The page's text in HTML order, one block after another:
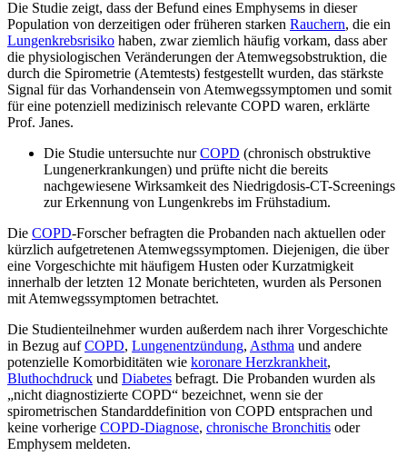
Die Studie zeigt, dass der Befund eines Emphysems in dieser
Population von derzeitigen oder früheren starken Rauchern, die ein
Lungenkrebsrisiko haben, zwar ziemlich häufig vorkam, dass aber
die physiologischen Veränderungen der Atemwegsobstruktion, die
durch die Spirometrie (Atemtests) festgestellt wurden, das stärkste
Signal für das Vorhandensein von Atemwegssymptomen und somit
für eine potenziell medizinisch relevante COPD waren, erklärte
Prof. Janes.
Die Studie untersuchte nurCOPD (chronisch obstruktive
Lungenerkrankungen) und prüfte nicht die bereits
nachgewiesene Wirksamkeit des Niedrigdosis-CT-Screenings
zur Erkennung von Lungenkrebs im Frühstadium.
Die COPD-Forscher befragten die Probanden nach aktuellen oder
kürzlich aufgetretenen Atemwegssymptomen. Diejenigen, die über
eine Vorgeschichte mit häufigem Husten oder Kurzatmigkeit
innerhalb der letzten 12 Monate berichteten, wurden als Personen
mit Atemwegssymptomen betrachtet.
Die Studienteilnehmer wurden außerdem nach ihrer Vorgeschichte
in Bezug aufCOPD, Lungenentzündung, Asthma und andere
potenzielle Komorbiditäten wie koronare Herzkrankheit,
Bluthochdruck und Diabetes befragt. Die Probanden wurden als
„nicht diagnostizierte COPD“ bezeichnet, wenn sie der
spirometrischen Standarddefinition von COPD entsprachen und
keine vorherige COPD-Diagnose, chronische Bronchitis oder
Emphysem meldeten.